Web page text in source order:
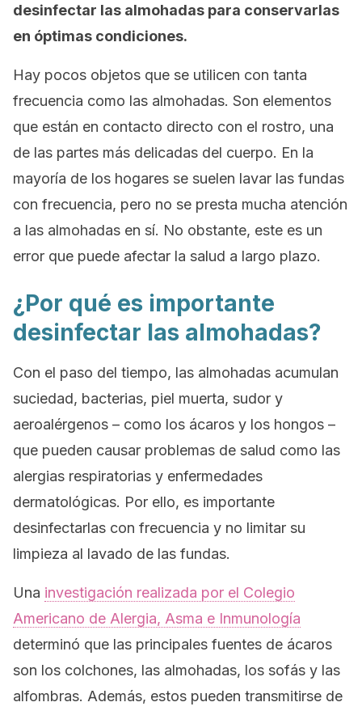
desinfectar las almohadas para conservarlas
en óptimas condiciones.
Hay pocos objetos que se utilicen con tanta
frecuencia como las almohadas. Son elementos
que están en contacto directo con el rostro, una
de las partes más delicadas del cuerpo. En la
mayoría de los hogares se suelen lavar las fundas
con frecuencia, pero no se presta mucha atención
a las almohadas en sí. No obstante, este es un
error que puede afectar la salud a largo plazo.
¿Por qué es importante
desinfectar las almohadas?
Con el paso del tiempo, las almohadas acumulan
suciedad, bacterias, piel muerta, sudor y
aeroalérgenos – como los ácaros y los hongos –
que pueden causar problemas de salud como las
alergias respiratorias y enfermedades
dermatológicas. Por ello, es importante
desinfectarlas con frecuencia y no limitar su
limpieza al lavado de las fundas.
Una investigación realizada por el Colegio
Americano de Alergia, Asma e Inmunología
determinó que las principales fuentes de ácaros
son los colchones, las almohadas, los sofás y las
alfombras. Además, estos pueden transmitirse de